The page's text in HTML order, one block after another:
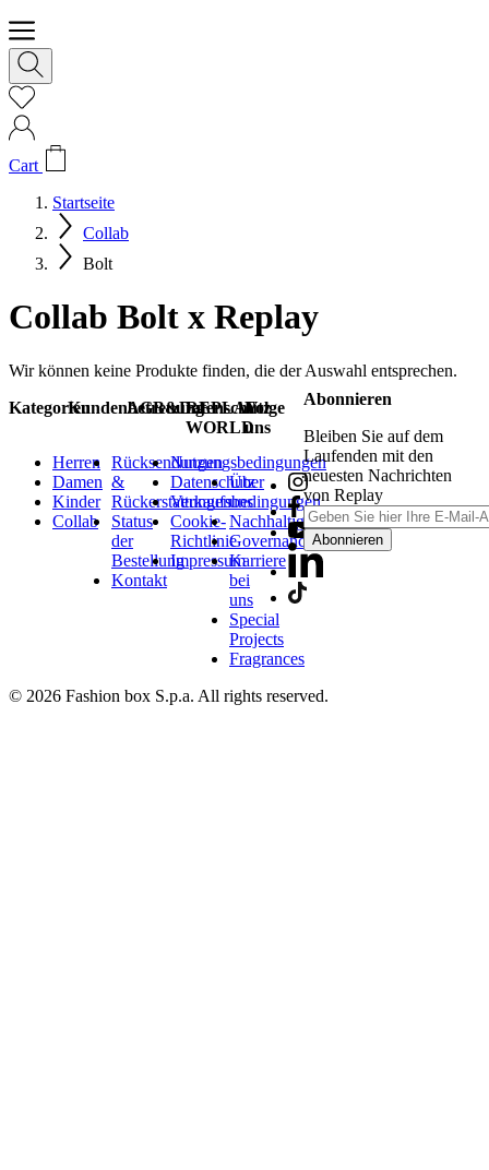
Cart
Startseite
Collab
Bolt
Collab Bolt x Replay
Wir können keine Produkte finden, die der Auswahl entsprechen.
Kategorien
Herren
Damen
Kinder
Collab
Kundenbetreuung
Rücksendungen
&
Rückerstattungen
Status
der
Bestellung
Kontakt
AGB&Datenschutz
Nutzungsbedingungen
Datenschutz
Verkaufsbedingungen
Cookie-
Richtlinie
Impressum
REPLAY
WORLD
Über
uns
Nachhaltigkeit
Governance
Karriere
bei
uns
Special
Projects
Fragrances
Folge
uns
Abonnieren
Bleiben Sie auf dem
Laufenden mit den
neuesten Nachrichten
von Replay
Abonnieren
© 2026 Fashion box S.p.a. All rights reserved.